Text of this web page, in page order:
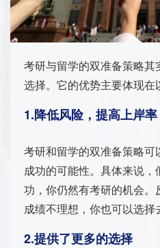
考研与留学的双准备策略
选择。它的优势主要体现在
1.降低风险，提高上岸率
考研和留学的双准备策略
成功的可能性。具体来说
功，你仍然有考研的机会
成绩不理想，你也可以选择
2.提供了更多的选择